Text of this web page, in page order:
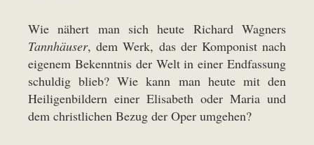
Wie nähert man sich heute Richard Wagners
Tannhäuser, dem Werk, das der Komponist nach
eigenem Bekenntnis der Welt in einer Endfassung
schuldig blieb? Wie kann man heute mit den
Heiligenbildern einer Elisabeth oder Maria und
dem christlichen Bezug der Oper umgehen?